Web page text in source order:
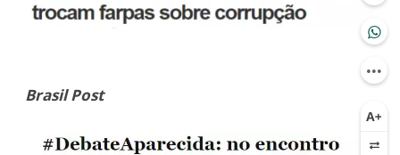
Brasil Post